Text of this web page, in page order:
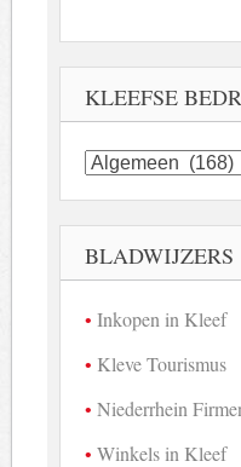
KLEEFSE
Kleefse
bedrijven
beeld
BLADWIJZERS
Inkopen in Kleef
Kleve Tourismus
Niederrhein
Winkels in Kleef